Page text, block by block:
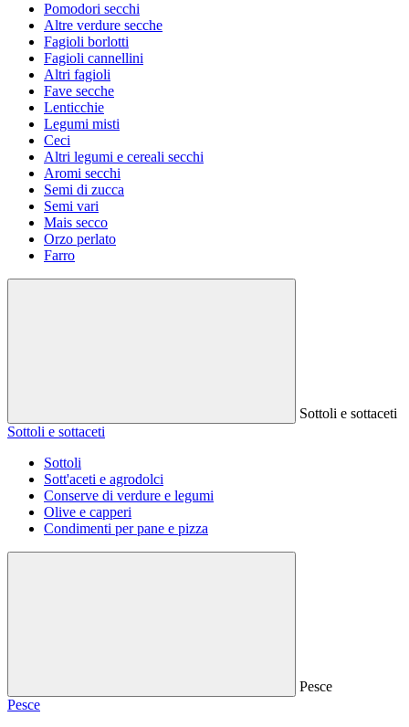
Pomodori secchi
Altre verdure secche
Fagioli borlotti
Fagioli cannellini
Altri fagioli
Fave secche
Lenticchie
Legumi misti
Ceci
Altri legumi e cereali secchi
Aromi secchi
Semi di zucca
Semi vari
Mais secco
Orzo perlato
Farro
Sottoli e sottaceti
Sottoli e sottaceti
Sottoli
Sott'aceti e agrodolci
Conserve di verdure e legumi
Olive e capperi
Condimenti per pane e pizza
Pesce
Pesce